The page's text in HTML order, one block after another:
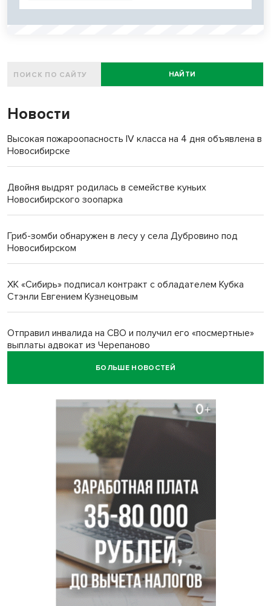
НАЙТИ
Новости
Высокая пожароопасность IV класса на 4 дня объявлена в
Новосибирске
Двойня выдрят родилась в семействе куньих
Новосибирского зоопарка
Гриб-зомби обнаружен в лесу у села Дубровино под
Новосибирском
ХК «Сибирь» подписал контракт с обладателем Кубка
Стэнли Евгением Кузнецовым
Отправил инвалида на СВО и получил его «посмертные»
выплаты адвокат из Черепаново
БОЛЬШЕ НОВОСТЕЙ